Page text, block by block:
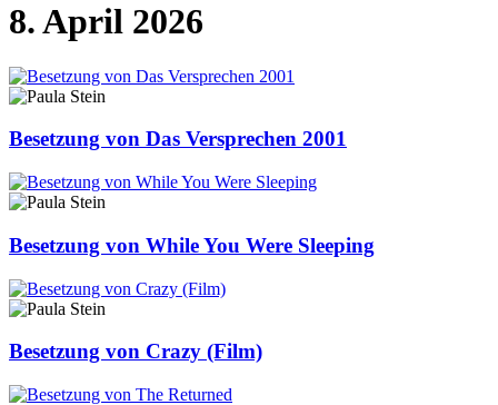
8. April 2026
Besetzung von Das Versprechen 2001
Besetzung von While You Were Sleeping
Besetzung von Crazy (Film)